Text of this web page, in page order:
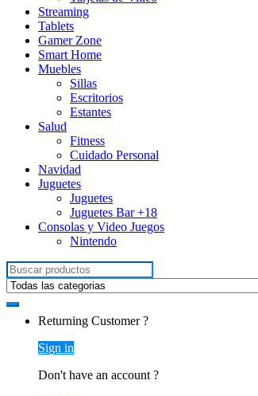
Streaming
Tablets
Gamer Zone
Smart Home
Muebles
Sillas
Escritorios
Estantes
Salud
Fitness
Cuidado Personal
Navidad
Juguetes
Juguetes
Juguetes Bar +18
Consolas y Video Juegos
Nintendo
Search for:
Returning Customer ?
Sign in
Don't have an account ?